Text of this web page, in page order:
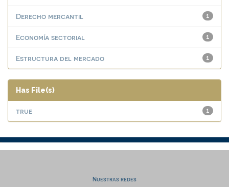
1
Derecho mercantil
1
Economía sectorial
1
Estructura del mercado
Has File(s)
1
true
Nuestras redes